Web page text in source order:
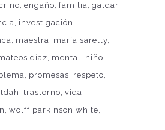
engaño familia galdar
investigación
maestra maría sarelly
díaz mental niño
promesas respeto
tdah trastorno vida
wolff parkinson white